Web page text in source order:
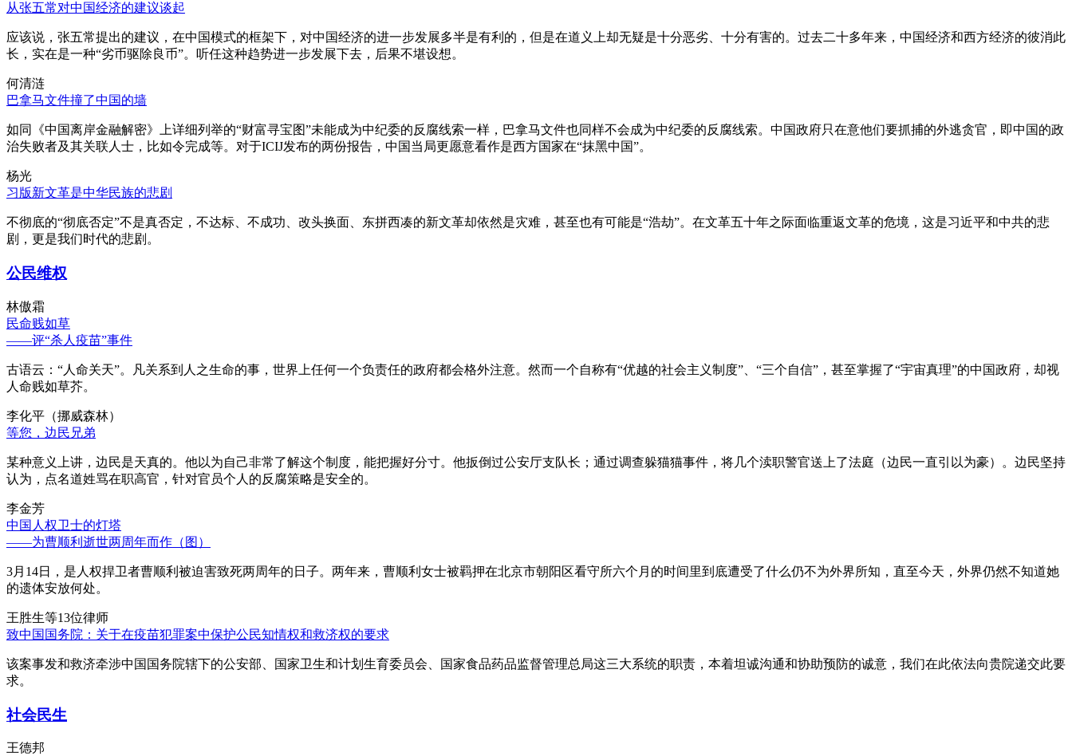
从张五常对中国经济的建议谈起
应该说，张五常提出的建议，在中国模式的框架下，对中国经济的进一步发展多半是有利的，但是在道义上却无疑是十分恶劣、十分有害的。过去二十多年来，中国经济和西方经济的彼消此
长，实在是一种“劣币驱除良币”。听任这种趋势进一步发展下去，后果不堪设想。
何清涟
巴拿马文件撞了中国的墙
如同《中国离岸金融解密》上详细列举的“财富寻宝图”未能成为中纪委的反腐线索一样，巴拿马文件也同样不会成为中纪委的反腐线索。中国政府只在意他们要抓捕的外逃贪官，即中国的政
治失败者及其关联人士，比如令完成等。对于ICIJ发布的两份报告，中国当局更愿意看作是西方国家在“抹黑中国”。
杨光
习版新文革是中华民族的悲剧
不彻底的“彻底否定”不是真否定，不达标、不成功、改头换面、东拼西凑的新文革却依然是灾难，甚至也有可能是“浩劫”。在文革五十年之际面临重返文革的危境，这是习近平和中共的悲
剧，更是我们时代的悲剧。
公民维权
林傲霜
民命贱如草
——评“杀人疫苗”事件
古语云：“人命关天”。凡关系到人之生命的事，世界上任何一个负责任的政府都会格外注意。然而一个自称有“优越的社会主义制度”、“三个自信”，甚至掌握了“宇宙真理”的中国政府，却视
人命贱如草芥。
李化平（挪威森林）
等您，边民兄弟
某种意义上讲，边民是天真的。他以为自己非常了解这个制度，能把握好分寸。他扳倒过公安厅支队长；通过调查躲猫猫事件，将几个渎职警官送上了法庭（边民一直引以为豪）。边民坚持
认为，点名道姓骂在职高官，针对官员个人的反腐策略是安全的。
李金芳
中国人权卫士的灯塔
——为曹顺利逝世两周年而作（图）
3月14日，是人权捍卫者曹顺利被迫害致死两周年的日子。两年来，曹顺利女士被羁押在北京市朝阳区看守所六个月的时间里到底遭受了什么仍不为外界所知，直至今天，外界仍然不知道她
的遗体安放何处。
王胜生等13位律师
致中国国务院：关于在疫苗犯罪案中保护公民知情权和救济权的要求
该案事发和救济牵涉中国国务院辖下的公安部、国家卫生和计划生育委员会、国家食品药品监督管理总局这三大系统的职责，本着坦诚沟通和协助预防的诚意，我们在此依法向贵院递交此要
求。
社会民生
王德邦